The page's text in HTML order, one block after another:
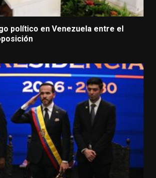
político en Venezuela entre el